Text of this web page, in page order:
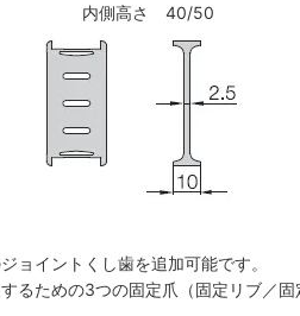
内側高さ 40/50
ョイントくし歯を追加可能です。
るための3つの固定爪（固定リブ／